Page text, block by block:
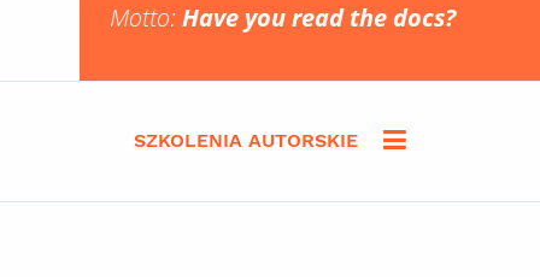
Motto: Have you read the docs?
SZKOLENIA AUTORSKIE